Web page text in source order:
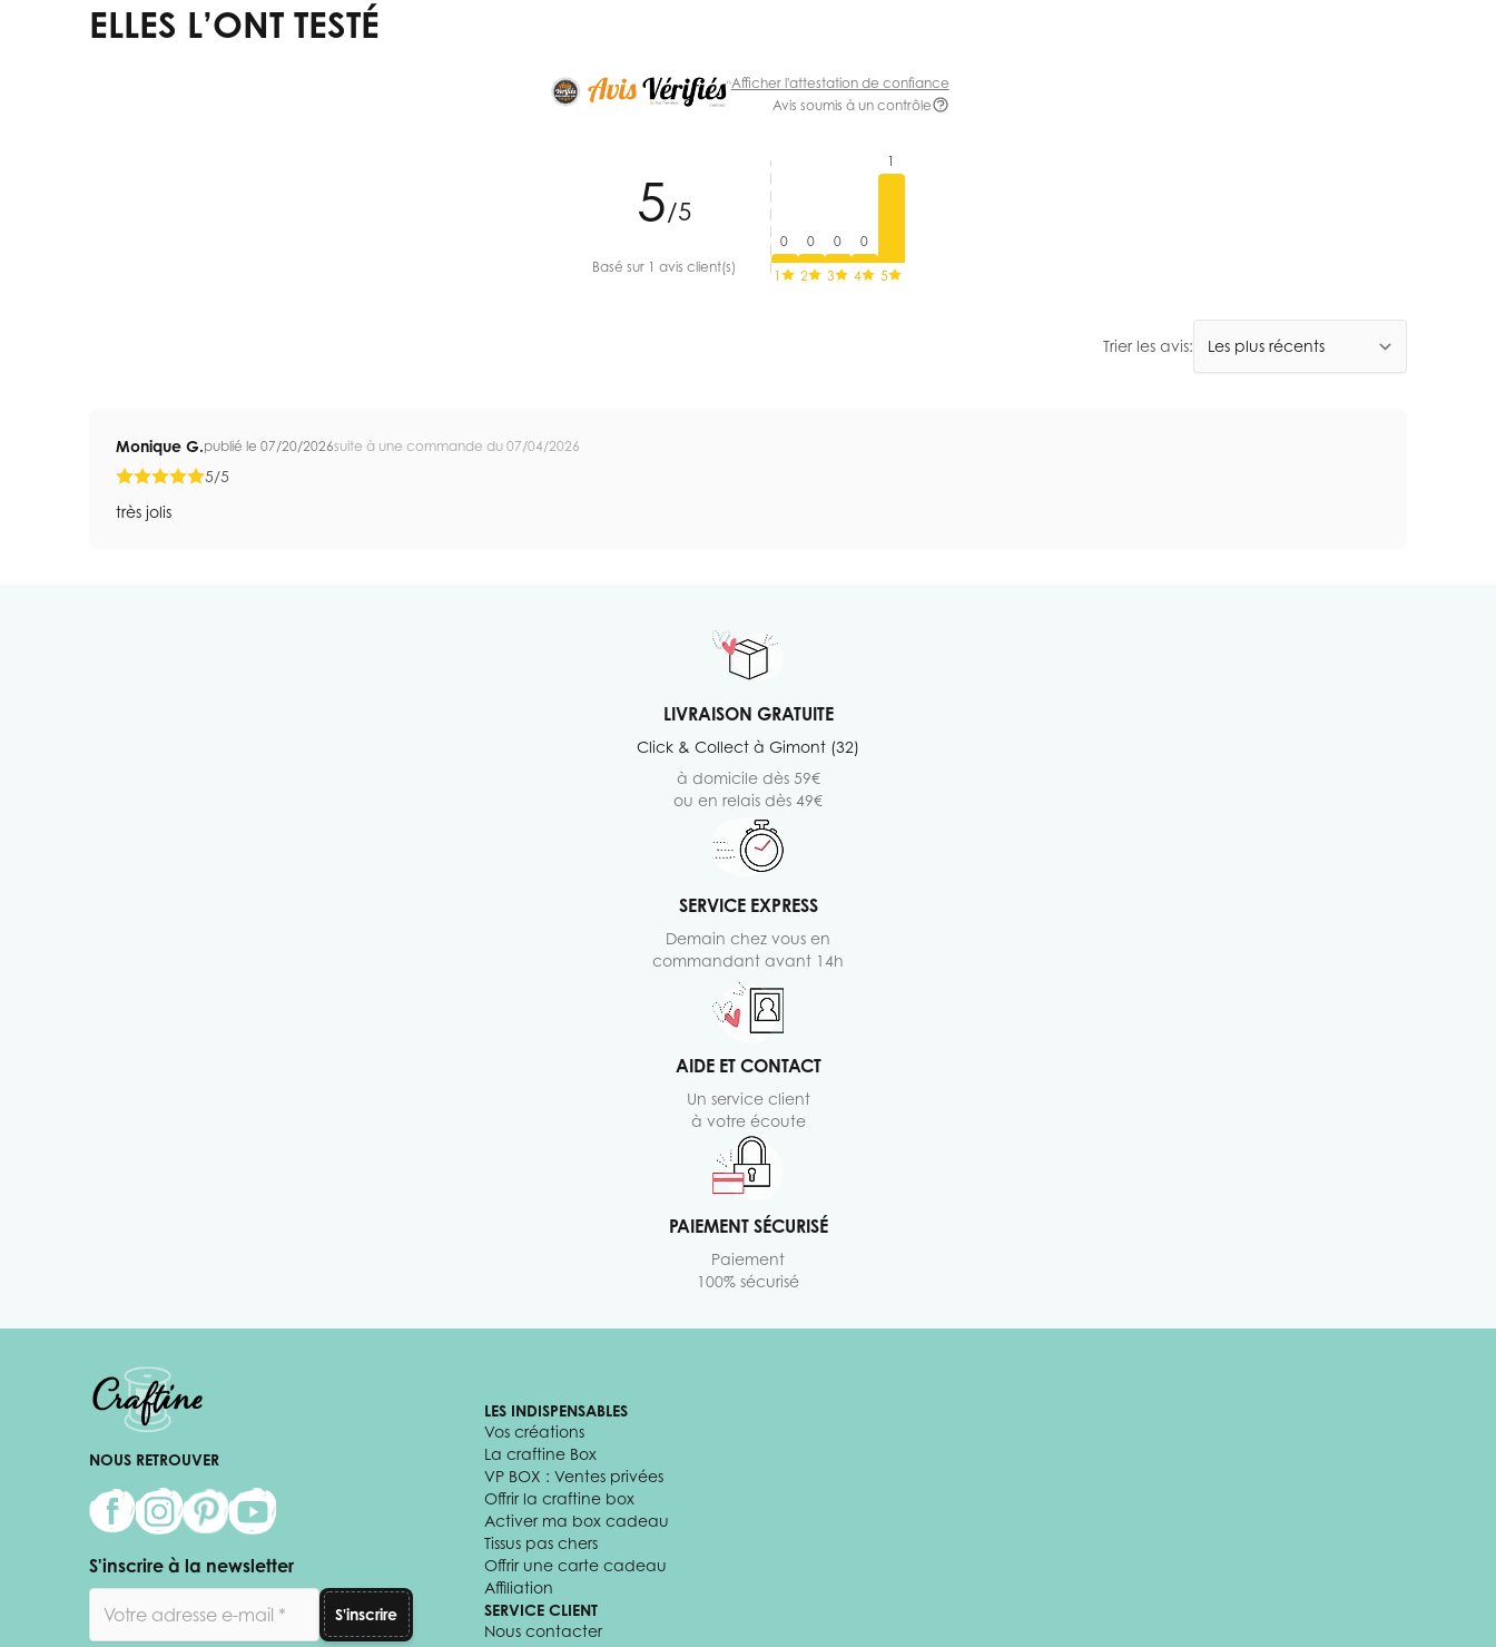
ELLES L’ONT TESTÉ
Afficher l'attestation de confiance
Avis soumis à un contrôle
5/5
Basé sur 1 avis client(s)
0
1
0
2
0
3
0
4
1
5
Trier les avis:
Monique G.publié le 07/20/2026suite à une commande du 07/04/2026
5/5
très jolis
LIVRAISON GRATUITE
Click & Collect à Gimont (32)
à domicile dès 59€
ou en relais dès 49€
SERVICE EXPRESS
Demain chez vous en
commandant avant 14h
AIDE ET CONTACT
Un service client
à votre écoute
PAIEMENT SÉCURISÉ
Paiement
100% sécurisé
NOUS RETROUVER
S'inscrire à la newsletter
S'inscrire
LES INDISPENSABLES
Vos créations
La craftine Box
VP BOX : Ventes privées
Offrir la craftine box
Activer ma box cadeau
Tissus pas chers
Offrir une carte cadeau
Affiliation
SERVICE CLIENT
Nous contacter